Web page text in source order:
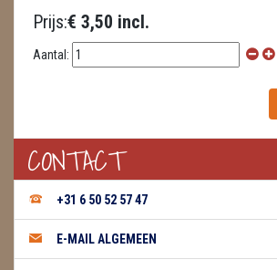
Prijs:€ 3,50 incl.
Aantal:
CONTACT
+31 6 50 52 57 47
E-MAIL ALGEMEEN